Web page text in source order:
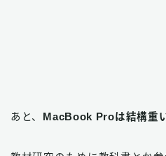
あと、 MacBook Proは結構重